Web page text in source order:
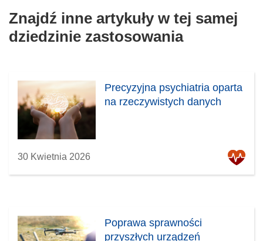
Znajdź inne artykuły w tej samej
dziedzinie zastosowania
Precyzyjna psychiatria oparta
na rzeczywistych danych
30 Kwietnia 2026
Poprawa sprawności
przyszłych urządzeń